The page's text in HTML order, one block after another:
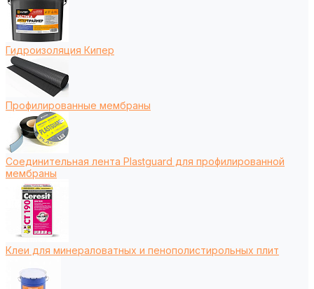
Гидроизоляция Кипер
Профилированные мембраны
Соединительная лента Plastguard для профилированной
мембраны
Клеи для минераловатных и пенополистирольных плит